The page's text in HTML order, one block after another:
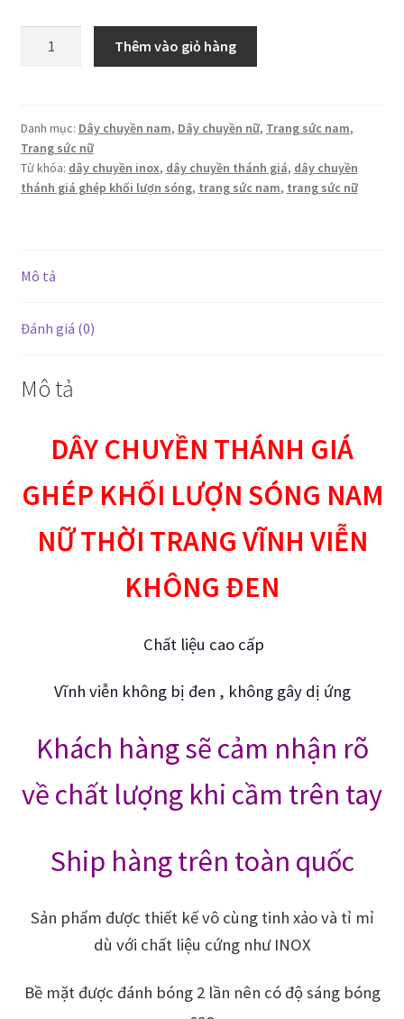
GHÉP
KHỐI
LƯỢN
SÓNG
trang
trọng
VIỄN
KHÔNG
lượng
Thêm vào giỏ hàng
Danh mục: Dây chuyền nam, Dây chuyền nữ, Trang sức nam,
Trang sức nữ
Từ khóa: dây chuyền inox, dây chuyền thánh giá, dây chuyền
thánh giá ghép khối lượn sóng, trang sức nam, trang sức nữ
Mô tả
Đánh giá (0)
Mô tả
DÂY CHUYỀN THÁNH GIÁ
GHÉP KHỐI LƯỢN SÓNG NAM
NỮ THỜI TRANG VĨNH VIỄN
KHÔNG ĐEN
Chất liệu cao cấp
Vĩnh viễn không bị đen , không gây dị ứng
Khách hàng sẽ cảm nhận rõ
về chất lượng khi cầm trên tay
Ship hàng trên toàn quốc
Sản phẩm được thiết kế vô cùng tinh xảo và tỉ mỉ
dù với chất liệu cứng như INOX
Bề mặt được đánh bóng 2 lần nên có độ sáng bóng